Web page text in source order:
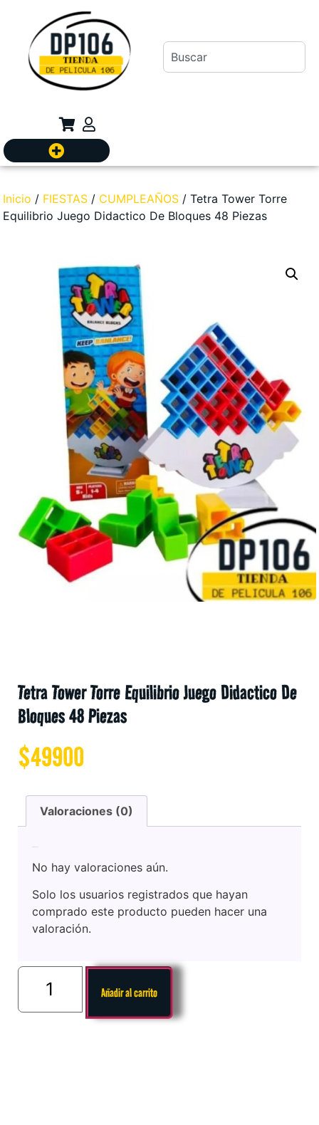
Inicio / FIESTAS / CUMPLEAÑOS / Tetra Tower Torre
Equilibrio Juego Didactico De Bloques 48 Piezas
Tetra Tower Torre Equilibrio Juego Didactico De
Bloques 48 Piezas
$49900
Valoraciones (0)
No hay valoraciones aún.
Solo los usuarios registrados que hayan
comprado este producto pueden hacer una
valoración.
Añadir al carrito